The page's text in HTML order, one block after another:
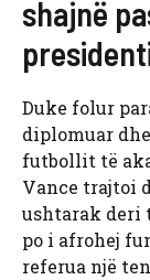
shajnë
Duke folur
diplomuar
futbollit të
Vance trajtoi
ushtarak deri
po i afrohej
referua një